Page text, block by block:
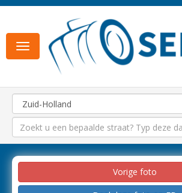
Toggle
navigation
Vorige foto